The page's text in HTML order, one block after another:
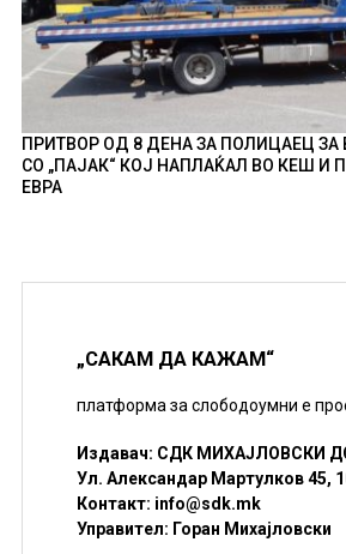
ПРИТВОР ОД 8 ДЕНА ЗА ПОЛИЦАЕЦ ЗА
СО „ПАЈАК“ КОЈ НАПЛАЌАЛ ВО КЕШ И
ЕВРА
„САКАМ ДА КАЖАМ“
платформа за слободоумни е
Издавач: СДК МИХАЈЛОВСКИ
Ул. Александар Мартулков 45,
Контакт: info@sdk.mk
Управител: Горан Михајловски